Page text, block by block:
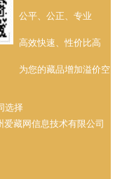
公平、公正、专业
高效快速、性价比高
为您的藏品增加溢价空间
选择
藏网信息技术有限公司